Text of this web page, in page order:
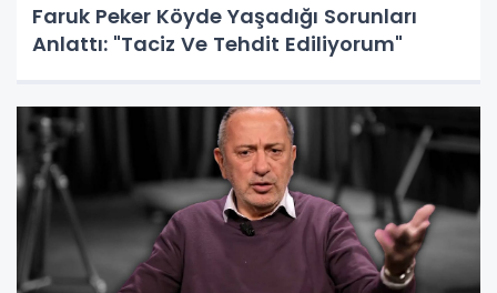
Faruk Peker Köyde Yaşadığı Sorunları
Anlattı: "Taciz Ve Tehdit Ediliyorum"